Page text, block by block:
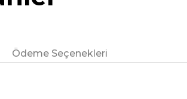
Ödeme Seçenekleri